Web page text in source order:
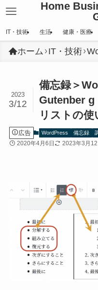
Home
IT・技術 生活 健康・医療
ホーム IT・技術
備忘録＞
Gutenber g
リストの使
2023
3/12
広告 WordPress 備忘録
2020年4月6日 2023年3月12